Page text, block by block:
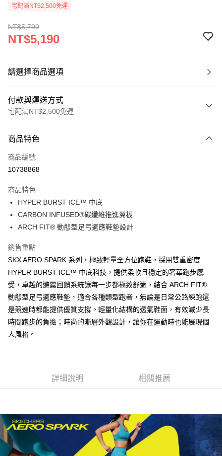
宅配滿NT$2,500免運
NT$5,790
NT$5,190
請選擇商品選項
付款與運送方式
宅配滿NT$2,500免運
信用卡一次付款
LINE Pay
相關說明
【大哥付你分期使用說明】
1.本服務由台灣大哥大提供，台灣大哥大用戶可立即使用無須另外申請。
2.付款方式選擇「大哥付你分期」，訂單成立後會自動跳轉到大哥付的交易
流程，驗證手機門號後，選擇欲分期的期數、繳款截止日，確認付款後即完
3.實際核准額度、可分期數及費用金額請依後續交易確認頁面所載為準。
4.訂單成立30分鐘內，如未前往確認交易或遇審核未通過，訂單將自動取
消。如遇「轉專審核」未通過狀況，表示未達大哥付你分期系統評分，恕無
法說明評估內容。
【繳款方式說明】
1.分期款項不併入電信帳單，「大哥付你分期」於每月結算日後寄送繳費提
2.透過簡訊連結打開帳單後，可選擇「超商條碼／台灣大直營門市／銀行轉
帳／街口支付／iPASS MONEY」等通路繳費。
【注意事項】
2.基於同意付款使用「大哥付你分期」之契約關係目的，商店將以您的個人
資料（包含姓名、電話或地址）提供予台灣大哥大進項蒐集、處理及利用，
ATM付款
宅配
商品特色
商品編號
10738868
商品特色
HYPER BURST ICE™ 中底
CARBON INFUSED®碳纖維推進翼板
ARCH FIT® 動態型足弓適應鞋墊設計
銷售重點
SKX AERO SPARK 系列，極致輕量全方位跑鞋，採用雙重密度
HYPER BURST ICE™ 中底科技，提供柔軟且穩定的奢華跑步感
受，卓越的避震回饋系統讓每一步都極致舒適，結合 ARCH FIT®
動態型足弓適應鞋墊，適合各種類型跑者，無論是日常公路練跑還
是競速時都能提供優質支撐。輕量化結構的透氣鞋面，有效減少長
時間跑步的負擔；時尚的漸層外觀設計，讓你在運動時也能展現個
人風格。
詳細說明 相關推薦